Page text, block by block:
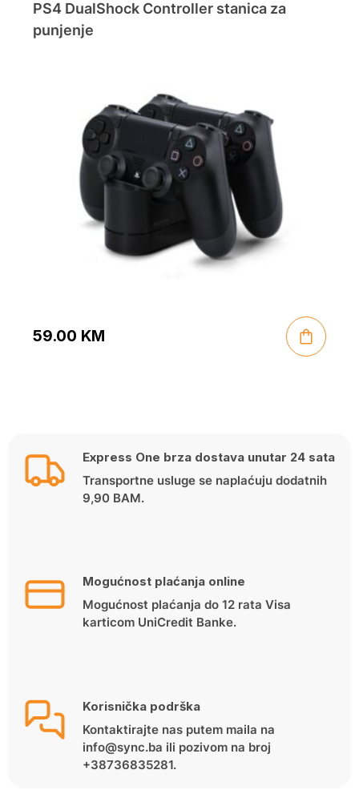
PS4 DualShock Controller stanica za
punjenje
59.00 KM
Express One brza dostava unutar 24 sata
Transportne usluge se naplaćuju dodatnih
9,90 BAM.
Mogućnost plaćanja online
Mogućnost plaćanja do 12 rata Visa
karticom UniCredit Banke.
Korisnička podrška
Kontaktirajte nas putem maila na
info@sync.ba ili pozivom na broj
+38736835281.